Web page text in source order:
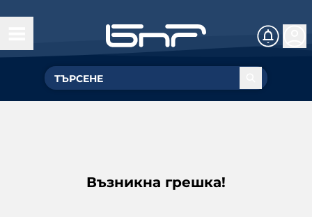
Възникна грешка!